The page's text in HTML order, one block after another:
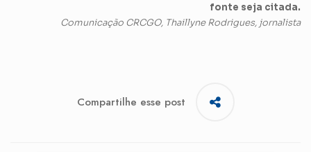
fonte seja citada.
Comunicação CRCGO, Thaillyne Rodrigues, jornalista
Compartilhe esse post